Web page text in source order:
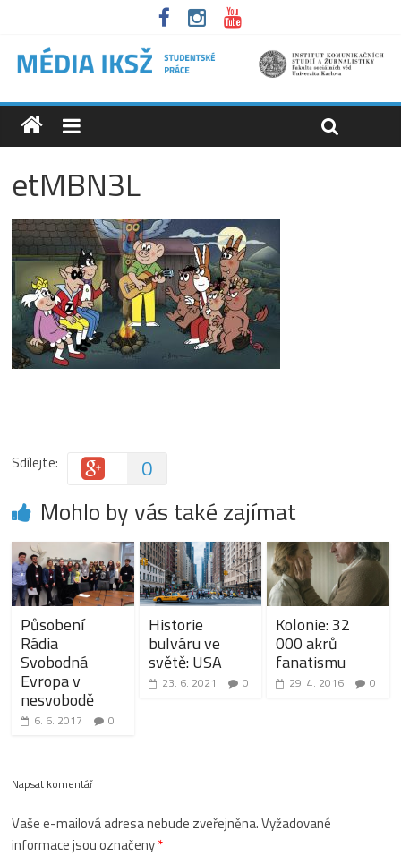
etMBN3L
Sdílejte: 0
Mohlo by vás také zajímat
Působení
Rádia
Svobodná
Evropa v
nesvobodě
6. 6. 2017 0
Historie
bulváru ve
světě: USA
23. 6. 2021 0
Kolonie: 32
000 akrů
fanatismu
29. 4. 2016 0
Napsat komentář
Vaše e-mailová adresa nebude zveřejněna.Vyžadované
informace jsou označeny*